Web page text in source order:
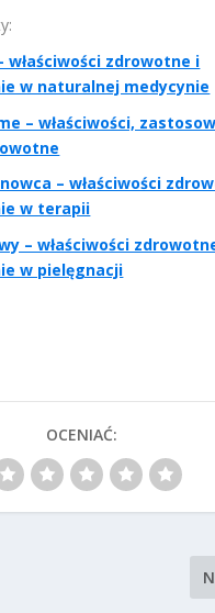
właściwości zdrowotne i
w naturalnej medycynie
– właściwości,
– właściwości
w terapii
– właściwości
w pielęgnacji
OCENIAĆ: